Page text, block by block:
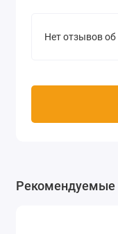
Нет отзывов об
Рекомендуемые